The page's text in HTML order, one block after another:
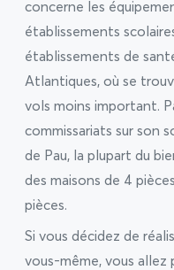
concerne les
établissements
établissements de
Atlantiques, où se
vols moins important.
commissariats sur son
de Pau, la plupart du
des maisons de 4
pièces.
Si vous décidez de
vous-même, vous